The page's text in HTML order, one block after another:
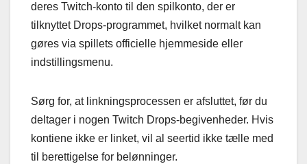
deres Twitch-konto til den spilkonto, der er
tilknyttet Drops-programmet, hvilket normalt kan
gøres via spillets officielle hjemmeside eller
indstillingsmenu.
Sørg for, at linkningsprocessen er afsluttet, før du
deltager i nogen Twitch Drops-begivenheder. Hvis
kontiene ikke er linket, vil al seertid ikke tælle med
til berettigelse for belønninger.